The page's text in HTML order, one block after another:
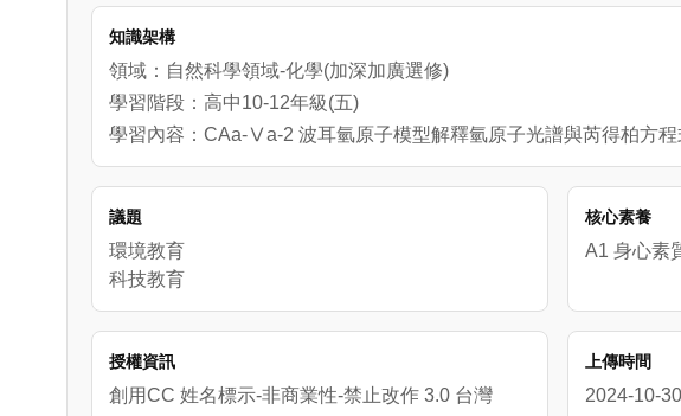
知識架構
領域：自然科學領域-化學(加深加廣選修)
學習階段：高中10-12年級(五)
學習內容：CAa-Ⅴa-2 波耳氫原子模型解釋氫原子光譜與芮得柏方程
議題
環境教育
科技教育
核心素養
A1 身心素
授權資訊
創用CC 姓名標示-非商業性-禁止改作 3.0 台灣
上傳時間
2024-10-30